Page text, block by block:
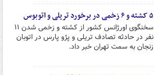
۵ کشته و ۶ زخمی در برخورد تریلی و اتوبوس
سخنگوی اورژانس کشور از کشته و زخمی شدن ۱۱
نفر در حادثه تصادف تریلی و پژو پارس در اتوبان
زنجان به سمت تهران خبر داد.